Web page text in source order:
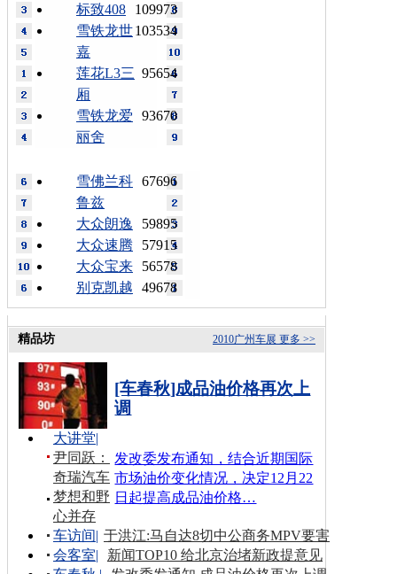
109973
标致408
103534
雪铁龙世
嘉
95654
莲花L3三
厢
93670
雪铁龙爱
丽舍
67696
雪佛兰科
鲁兹
59895
大众朗逸
57915
大众速腾
56578
大众宝来
49678
别克凯越
更多 >>
2010广州车展
精品坊
[车春秋]成品油价格再次上
调
发改委发布通知，结合近期国际
市场油价变化情况，决定12月22
日起提高成品油价格…
大讲堂|
尹同跃：
奇瑞汽车
梦想和野
心并存
车访间| 于洪江:马自达8切中公商务MPV要害
会客室|
新闻TOP10 给北京治堵新政提意见